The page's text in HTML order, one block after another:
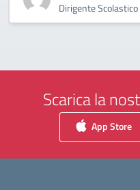
Dirigente Scolastico
Scarica la
App Store